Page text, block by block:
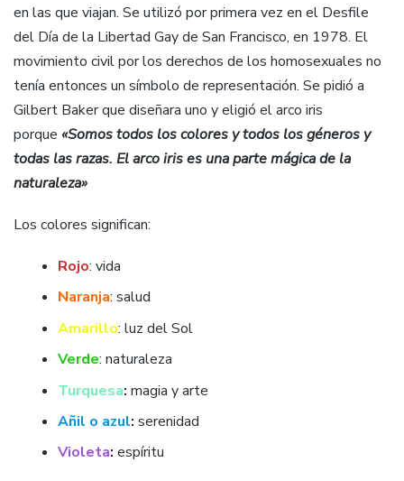
en las que viajan. Se utilizó por primera vez en el Desfile
del Día de la Libertad Gay de San Francisco, en 1978. El
movimiento civil por los derechos de los homosexuales no
tenía entonces un símbolo de representación. Se pidió a
Gilbert Baker que diseñara uno y eligió el arco iris
porque «Somos todos los colores y todos los géneros y
todas las razas. El arco iris es una parte mágica de la
naturaleza»
Los colores significan:
Rojo: vida
Naranja: salud
Amarillo: luz del Sol
Verde: naturaleza
Turquesa: magia y arte
Añil o azul: serenidad
Violeta: espíritu